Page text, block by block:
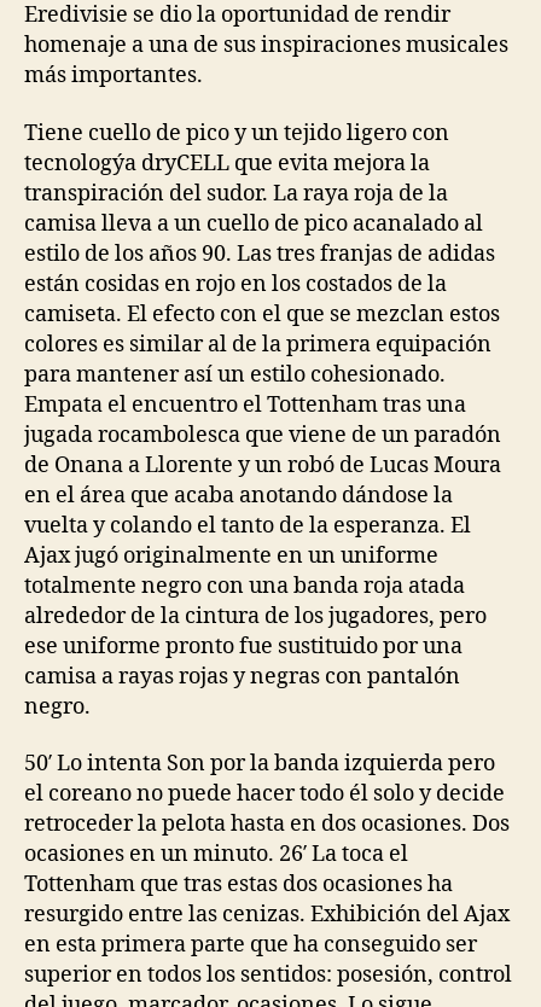
Eredivisie se dio la oportunidad de rendir
homenaje a una de sus inspiraciones musicales
más importantes.
Tiene cuello de pico y un tejido ligero con
tecnologýa dryCELL que evita mejora la
transpiración del sudor. La raya roja de la
camisa lleva a un cuello de pico acanalado al
estilo de los años 90. Las tres franjas de adidas
están cosidas en rojo en los costados de la
camiseta. El efecto con el que se mezclan estos
colores es similar al de la primera equipación
para mantener así un estilo cohesionado.
Empata el encuentro el Tottenham tras una
jugada rocambolesca que viene de un paradón
de Onana a Llorente y un robó de Lucas Moura
en el área que acaba anotando dándose la
vuelta y colando el tanto de la esperanza. El
Ajax jugó originalmente en un uniforme
totalmente negro con una banda roja atada
alrededor de la cintura de los jugadores, pero
ese uniforme pronto fue sustituido por una
camisa a rayas rojas y negras con pantalón
negro.
50′ Lo intenta Son por la banda izquierda pero
el coreano no puede hacer todo él solo y decide
retroceder la pelota hasta en dos ocasiones. Dos
ocasiones en un minuto. 26′ La toca el
Tottenham que tras estas dos ocasiones ha
resurgido entre las cenizas. Exhibición del Ajax
en esta primera parte que ha conseguido ser
superior en todos los sentidos: posesión, control